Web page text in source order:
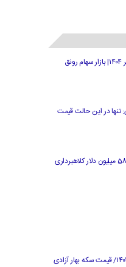
رکوردشکنی بورس تهران امروز ۱۲ مهر ۱۴۰۴| بازار سهام رونق
تنها در این حالت قیمت
مقامات تایلندی ملی پرتغالی را با 580 میلیون دلار کلاهبرداری
قیمت جدید طلا و سکه ۱۲ مهرماه ۱۴۰۴/ قیمت سکه بهار آزادی